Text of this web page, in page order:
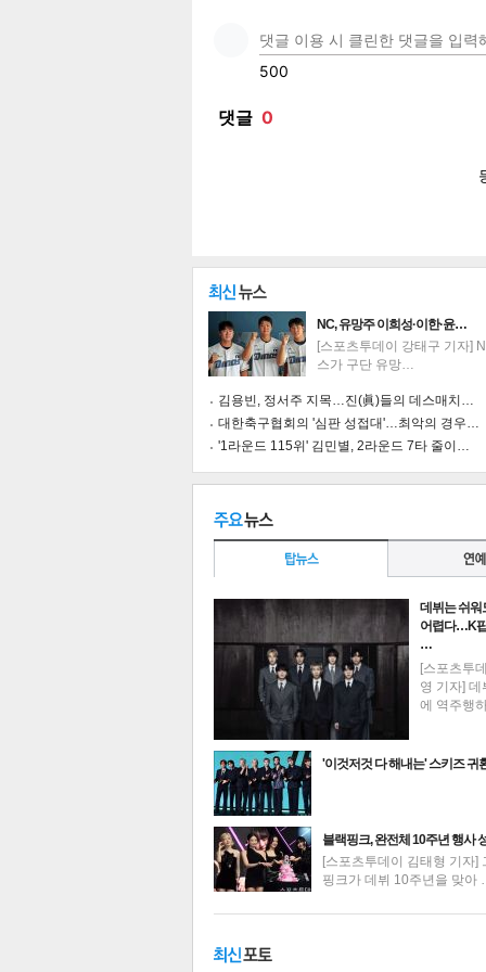
기
트위 카카
최신뉴스
NC, 유망주 이희성·이한·윤…
[스포츠투데이 강태구 기자]
스가 구단 유망…
김용빈, 정서주 지목…진(眞)들의 데스매치…
대한축구협회의 '심판 성접대'…최악의 경우…
'1라운드 115위' 김민별, 2라운드 7타 줄이…
데뷔는 쉬워
어렵다…K
…
[스포츠투
영 기자] 데
에 역주행
'이것저것 다 해내는' 스키즈
블랙핑크, 완전체 10주년 행사
[스포츠투데이 김태형 기자]
핑크가 데뷔 10주년을 맞아